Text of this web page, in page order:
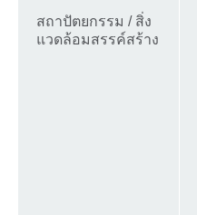
สถาปัตยกรรม / สิ่ง
แวดล้อมสรรค์สร้าง